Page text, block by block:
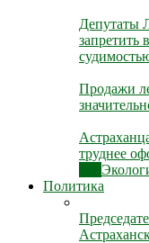
Депутаты
запретить
Продажи
труднее
Политика